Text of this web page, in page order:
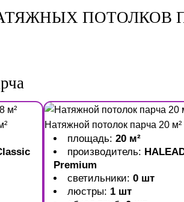
ПОТОЛКОВ
Натяжной потолок парча 20 м²
площадь:20 м²
производитель:
Premium
светильники:0 шт
люстры: 1 шт